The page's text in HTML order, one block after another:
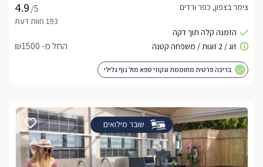
/5
צימר בצפון, כפר ורדים
החל מ- ₪1500
בריכה פרטית מחוממת וגקוזי ספא מול נוף גלילי
שובר מילואים